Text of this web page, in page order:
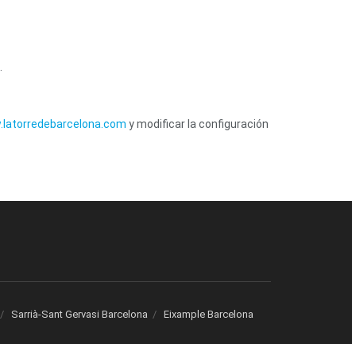
y modificar la configuración
Sarrià-Sant Gervasi Barcelona Eixample Barcelona